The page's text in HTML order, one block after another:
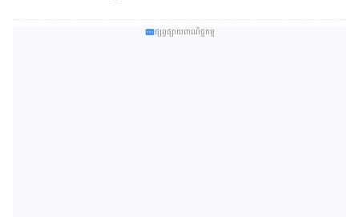
ផ្សព្វផ្សាយពាណិជ្ជកម្ម